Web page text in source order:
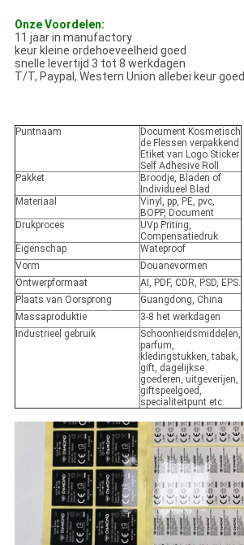
Onze Voordelen:
11 jaar in manufactory
keur kleine ordehoeveelheid goed
snelle levertijd 3 tot 8 werkdagen
T/T, Paypal, Western Union allebei keur goed
Puntnaam
Document Kosmetisch
de Flessen verpakkend
Etiket van Logo Sticker
Self Adhesive Roll
Pakket
Broodje, Bladen of
Individueel Blad
Materiaal
Vinyl, pp, PE, pvc,
BOPP, Document
Drukproces
UVp Priting,
Compensatiedruk
Eigenschap
Wateproof
Vorm
Douanevormen
Ontwerpformaat
AI, PDF, CDR, PSD, EPS.
Plaats van Oorsprong
Guangdong, China
Massaproduktie
3-8 het werkdagen
Industrieel gebruik
Schoonheidsmiddelen,
parfum,
kledingstukken, tabak,
gift, dagelijkse
goederen, uitgeverijen,
giftspeelgoed,
specialiteitpunt etc.